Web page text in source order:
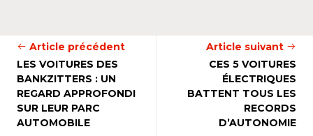
Article précédent
LES VOITURES DES
BANKZITTERS : UN
REGARD APPROFONDI
SUR LEUR PARC
AUTOMOBILE
Article suivant
CES 5 VOITURES
ÉLECTRIQUES
BATTENT TOUS LES
RECORDS
D’AUTONOMIE